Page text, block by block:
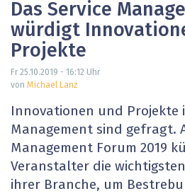
Das Service
würdigt
Projekte
Fr 25.10.2019 - 16:12 Uhr
von Michael Lanz
Innovationen und Projekte
Management sind gefragt.
Management Forum 2019
Veranstalter die
ihrer Branche, um